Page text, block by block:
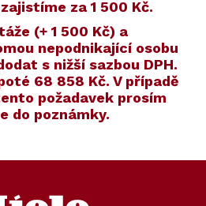
za 1 500 Kč.
(+ 1 500 Kč) a
nepodnikající osobu
s nižší sazbou DPH.
68 858 Kč. V případě
požadavek prosím
do poznámky.